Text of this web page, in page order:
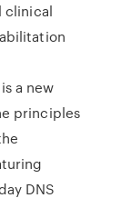
clinical
a new
principles
DNS